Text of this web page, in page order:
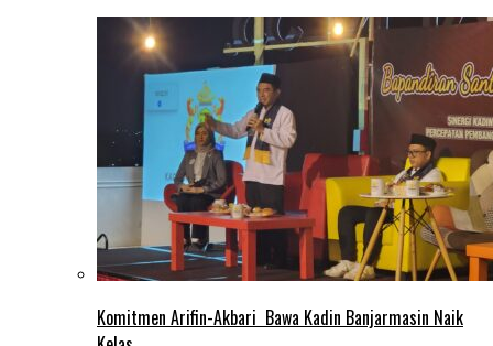
Komitmen Arifin-Akbari Bawa Kadin Banjarmasin Naik